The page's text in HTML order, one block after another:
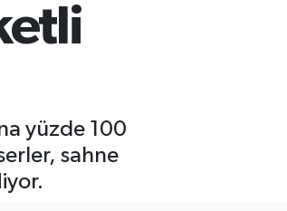
yüzde 100
sahne